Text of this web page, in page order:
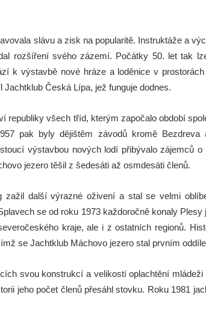
slávu a zisk na popularitě. Instruktáže a
rozšíření svého zázemí. Počátky 50. let tak
k výstavbě nové hráze a loděnice v
Česká Lípa, jež funguje dodnes.
republiky všech tříd, kterým započalo období
pak byly dějištěm závodů kromě
výstavbou nových lodí přibývalo zájemců
jezero těšil z šedesáti až osmdesáti členů.
zažil další výrazné oživení a stal se velmi
se od roku 1973 každoročně konaly
kraje, ale i z ostatních regionů.
se Jachtklub Máchovo jezero stal prvním
svou konstrukcí a velikostí oplachtění mládeži
jeho počet členů přesáhl stovku. Roku 1981